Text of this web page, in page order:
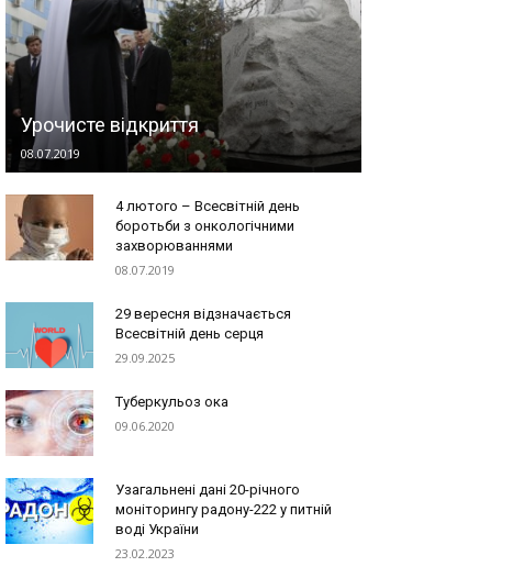
Урочисте відкриття
08.07.2019
4 лютого – Всесвітній день
боротьби з онкологічними
захворюваннями
08.07.2019
29 вересня відзначається
Всесвітній день серця
29.09.2025
Туберкульоз ока
09.06.2020
Узагальнені дані 20-річного
моніторингу радону-222 у питній
воді України
23.02.2023